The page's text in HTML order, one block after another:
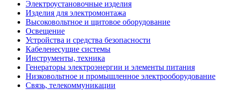
Электроустановочные изделия
Изделия для электромонтажа
Высоковольтное и щитовое оборудование
Освещение
Устройства и средства безопасности
Кабеленесущие системы
Инструменты, техника
Генераторы электроэнергии и элементы питания
Низковольтное и промышленное электрооборудование
Связь, телекоммуникации